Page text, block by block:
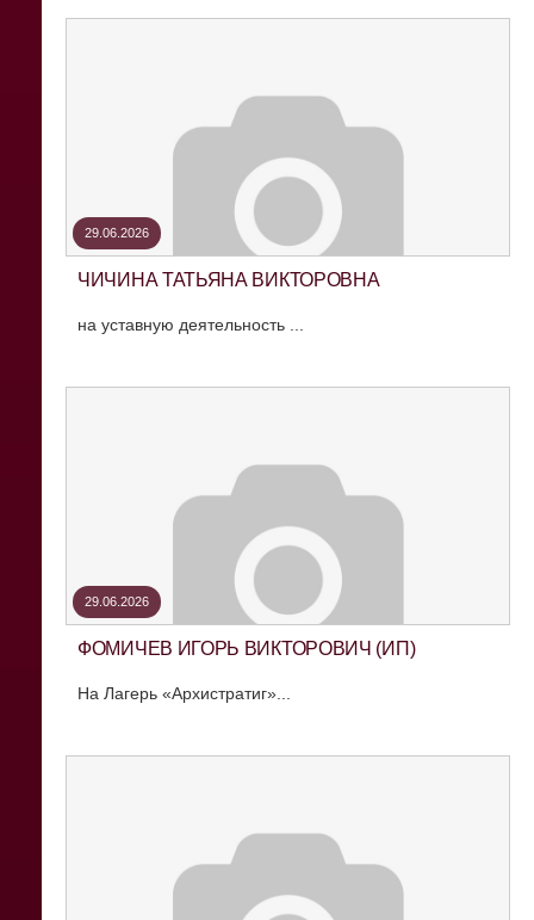
29.06.2026
ЧИЧИНА ТАТЬЯНА ВИКТОРОВНА
на уставную деятельность ...
29.06.2026
ФОМИЧЕВ ИГОРЬ ВИКТОРОВИЧ (ИП)
На Лагерь «Архистратиг»...